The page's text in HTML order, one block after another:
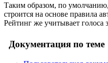
Таким образом, по умолчанию,
строится на основе правила
Рейтинг же учитывает голоса
Документация по теме